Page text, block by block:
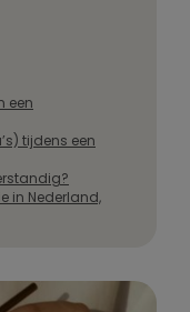
een
tijdens een
in Nederland,